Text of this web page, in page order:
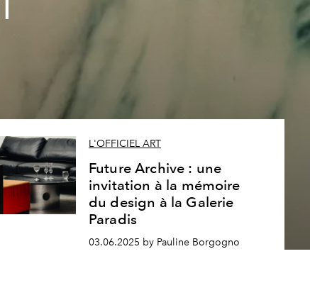
L'OFFICIEL ART
Future Archive : une
invitation à la mémoire
du design à la Galerie
Paradis
03.06.2025 by Pauline Borgogno